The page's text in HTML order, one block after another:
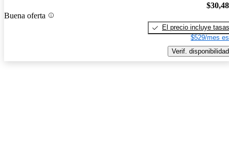
Buena oferta
El precio incluye tasas
$529/mes
Verif. disponibilidad